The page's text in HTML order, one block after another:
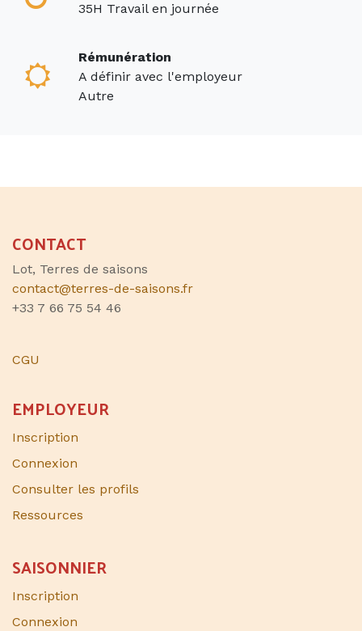
35H Travail en journée
Rémunération
A définir avec l'employeur
Autre
CONTACT
Lot, Terres de saisons
contact@terres-de-saisons.fr
+33 7 66 75 54 46
CGU
EMPLOYEUR
Inscription
Connexion
Consulter les profils
Ressources
SAISONNIER​
Inscription
Connexion